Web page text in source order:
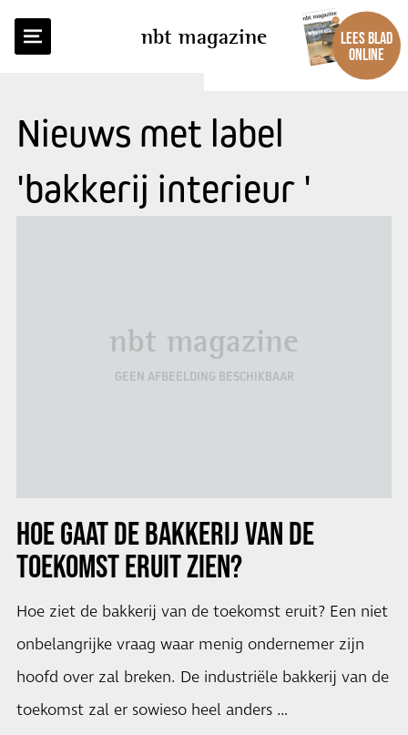
nbt magazine
LEES BLAD
ONLINE
Nieuws met label
'bakkerij interieur '
nbt magazine
GEEN AFBEELDING BESCHIKBAAR
HOE GAAT DE BAKKERIJ VAN DE
TOEKOMST ERUIT ZIEN?
Hoe ziet de bakkerij van de toekomst eruit? Een niet
onbelangrijke vraag waar menig ondernemer zijn
hoofd over zal breken. De industriële bakkerij van de
toekomst zal er sowieso heel anders …